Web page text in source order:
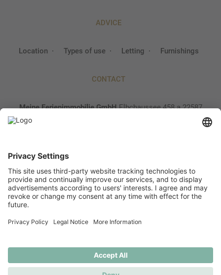
ADVICE
Location Types of use Letting Furnishings
CONTACT
Meine Ferienimmobilie GmbHElbchaussee 458 a22587
Imprint
Ein Unternehmen der ROBEO Gruppe